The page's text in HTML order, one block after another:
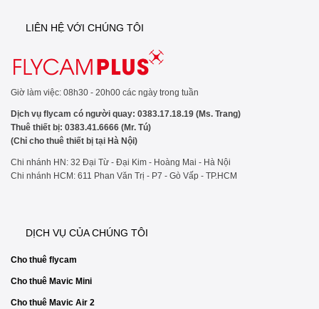
LIÊN HỆ VỚI CHÚNG TÔI
Giờ làm việc: 08h30 - 20h00 các ngày trong tuần
Dịch vụ flycam có người quay: 0383.17.18.19 (Ms. Trang)
Thuê thiết bị: 0383.41.6666 (Mr. Tú)
(Chỉ cho thuê thiết bị tại Hà Nội)
Chi nhánh HN: 32 Đại Từ - Đại Kim - Hoàng Mai - Hà Nội
Chi nhánh HCM: 611 Phan Văn Trị - P7 - Gò Vấp - TP.HCM
DỊCH VỤ CỦA CHÚNG TÔI
Cho thuê flycam
Cho thuê Mavic Mini
Cho thuê Mavic Air 2